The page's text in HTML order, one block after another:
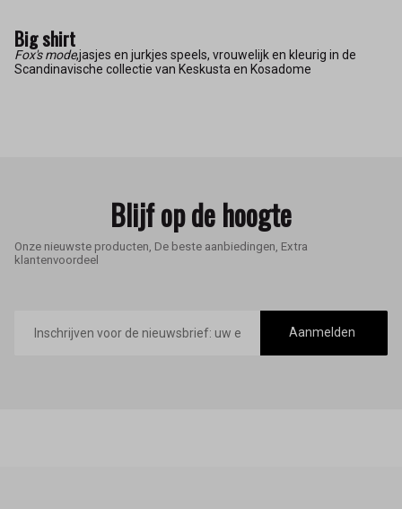
Big shirt
Fox's mode,jasjes en jurkjes speels, vrouwelijk en kleurig in de
Scandinavische collectie van Keskusta en Kosadome
Blijf op de hoogte
Onze nieuwste producten, De beste aanbiedingen, Extra
klantenvoordeel
mailadres
Aanmelden